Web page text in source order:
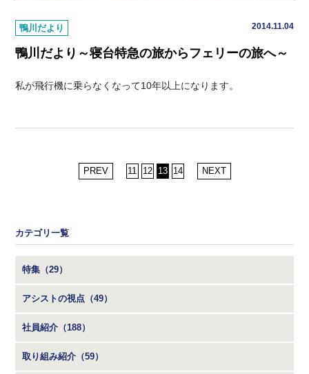
鴨川だより 2014.11.04
鴨川だより～寝台特急の旅からフェリーの旅へ～
私が飛行機に乗らなくなって10年以上になります。
PREV 11 12 13 14 NEXT
カテゴリ一覧
特集（29）
アシストの視点（49）
社員紹介（188）
取り組み紹介（59）